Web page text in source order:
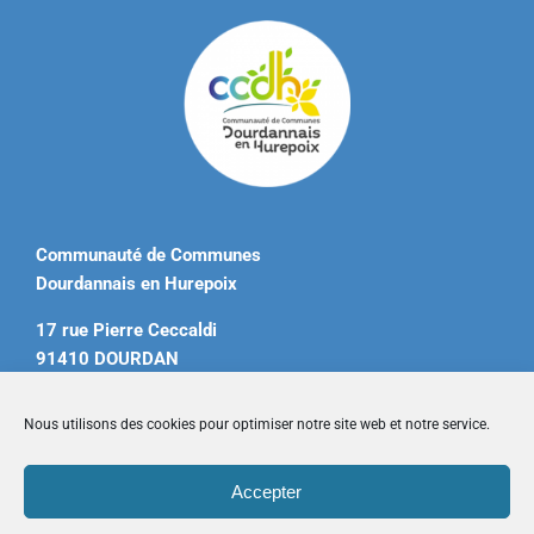
Nous utilisons des cookies pour optimiser notre site web et notre service.
Accepter
Communauté de Communes
Dourdannais en Hurepoix
17 rue Pierre Ceccaldi
91410 DOURDAN
contact@ccdourdannais.com
Accueil|Plan du site|Mentions légales|Contactez-nous